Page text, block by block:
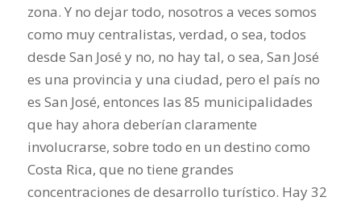
zona. Y no dejar todo, nosotros a veces somos
como muy centralistas, verdad, o sea, todos
desde San José y no, no hay tal, o sea, San José
es una provincia y una ciudad, pero el país no
es San José, entonces las 85 municipalidades
que hay ahora deberían claramente
involucrarse, sobre todo en un destino como
Costa Rica, que no tiene grandes
concentraciones de desarrollo turístico. Hay 32